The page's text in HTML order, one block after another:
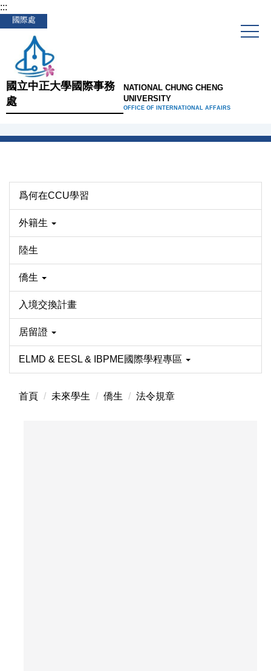
跳
到
內
容
區
:::
國際處
國立中正大學國際事務
處
NATIONAL CHUNG CHENG
UNIVERSITY
OFFICE OF INTERNATIONAL AFFAIRS
爲何在CCU學習
外籍生
陸生
僑生
入境交換計畫
居留證
ELMD & EESL & IBPME國際學程專區
首頁 未來學生 僑生 法令規章